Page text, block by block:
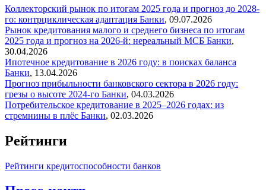
Коллекторский рынок по итогам 2025 года и прогноз до 2028-
го: контрциклическая адаптация Банки, 09.07.2026
Рынок кредитования малого и среднего бизнеса по итогам
2025 года и прогноз на 2026-й: нереальный МСБ Банки,
30.04.2026
Ипотечное кредитование в 2026 году: в поисках баланса
Банки, 13.04.2026
Прогноз прибыльности банковского сектора в 2026 году:
грезы о высоте 2024-го Банки, 04.03.2026
Потребительское кредитование в 2025–2026 годах: из
стремнины в плёс Банки, 02.03.2026
Рейтинги
Рейтинги кредитоспособности банков